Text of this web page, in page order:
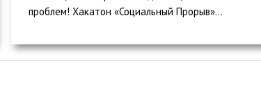
проблем! Хакатон «Социальный Прорыв»...